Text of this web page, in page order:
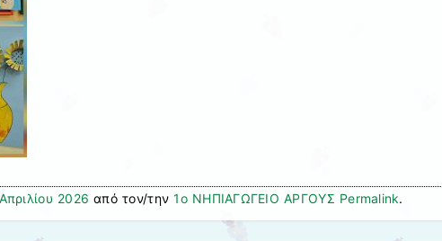
2026 από τον/την1ο ΝΗΠΙΑΓΩΓΕΙΟ ΑΡΓΟΥΣ Permalink.